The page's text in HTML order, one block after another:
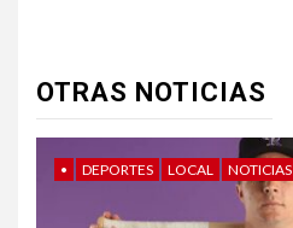
OTRAS NOTICIAS
• DEPORTES LOCAL NOTICIAS